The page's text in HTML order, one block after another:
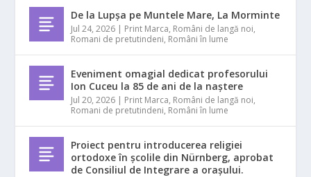
De la Lupșa pe Muntele Mare, La Morminte
Jul 24, 2026 | Print Marca, Români de langă noi,
Romani de pretutindeni, Români în lume
Eveniment omagial dedicat profesorului
Ion Cuceu la 85 de ani de la naștere
Jul 20, 2026 | Print Marca, Români de langă noi,
Romani de pretutindeni, Români în lume
Proiect pentru introducerea religiei
ortodoxe în școlile din Nürnberg, aprobat
de Consiliul de Integrare a orașului.